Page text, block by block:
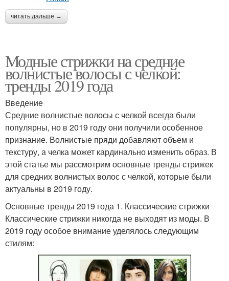
читать дальше →
Модные стрижки на средние
волнистые волосы с челкой:
тренды 2019 года
Введение
Средние волнистые волосы с челкой всегда были
популярны, но в 2019 году они получили особенное
признание. Волнистые пряди добавляют объем и
текстуру, а челка может кардинально изменить образ. В
этой статье мы рассмотрим основные тренды стрижек
для средних волнистых волос с челкой, которые были
актуальны в 2019 году.
Основные тренды 2019 года 1. Классические стрижки
Классические стрижки никогда не выходят из моды. В
2019 году особое внимание уделялось следующим
стилям: